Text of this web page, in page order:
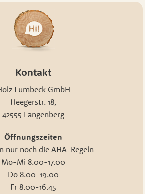
Kontakt
Lumbeck GmbH
Heegerstr. 18,
42555 Langenberg
Öffnungszeiten
nur noch die AHA-Regeln
Mo-Mi 8.00-17.00
Do 8.00-19.00
Fr 8.00-16.45